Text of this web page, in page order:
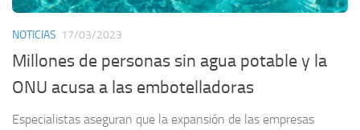
NOTICIAS 17/03/2023
Millones de personas sin agua potable y la
ONU acusa a las embotelladoras
Especialistas aseguran que la expansión de las empresas